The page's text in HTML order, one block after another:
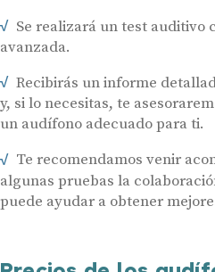
Se realizará un test auditivo
avanzada.
Recibirás un informe
y, si lo necesitas, te
un audífono adecuado para ti.
Te recomendamos venir
algunas pruebas la
puede ayudar a obtener
Gafas
Centros